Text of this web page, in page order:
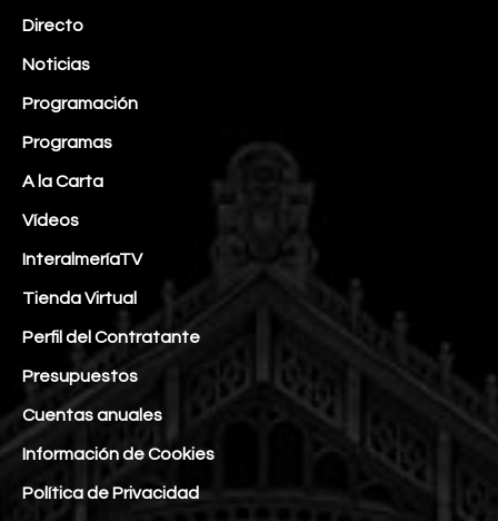
Directo
Noticias
Programación
Programas
A la Carta
Vídeos
InteralmeríaTV
Tienda Virtual
Perfil del Contratante
Presupuestos
Cuentas anuales
Información de Cookies
Política de Privacidad